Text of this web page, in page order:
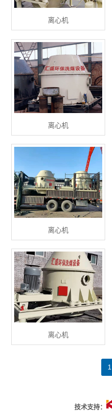
离心机
离心机
离心机
离心机
1
技术支持：